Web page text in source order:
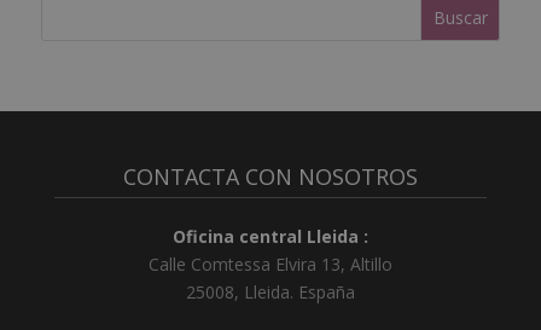
CONTACTA CON NOSOTROS
Oficina central Lleida :
Calle Comtessa Elvira 13, Altillo
25008, Lleida. España